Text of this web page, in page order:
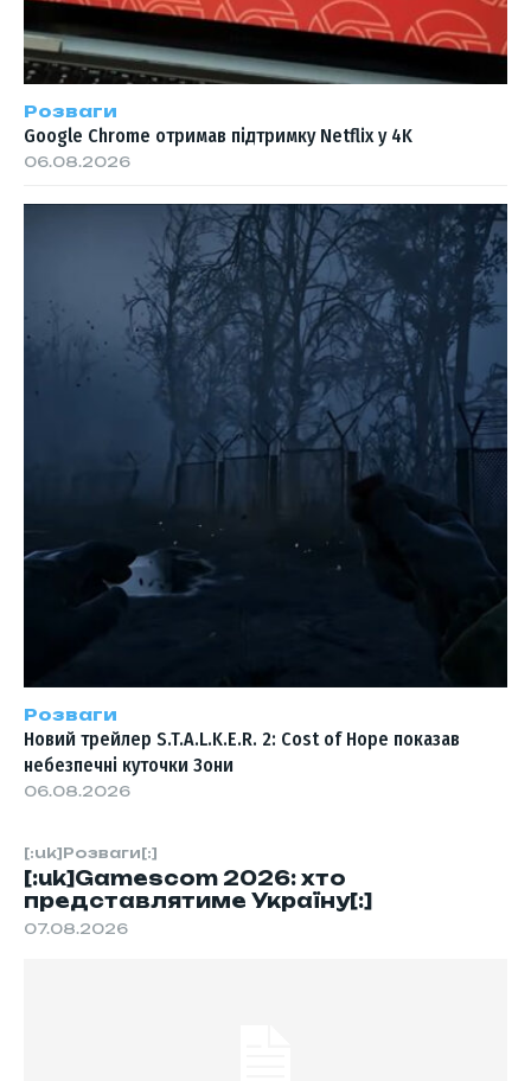
[:uk]Розваги[:]
[:uk]Gamescom 2026: хто
представлятиме Україну[:]
07.08.2026
Розваги
Google Chrome отримав підтримку Netflix у 4K
06.08.2026
Розваги
Новий трейлер S.T.A.L.K.E.R. 2: Cost of Hope показав
небезпечні куточки Зони
06.08.2026